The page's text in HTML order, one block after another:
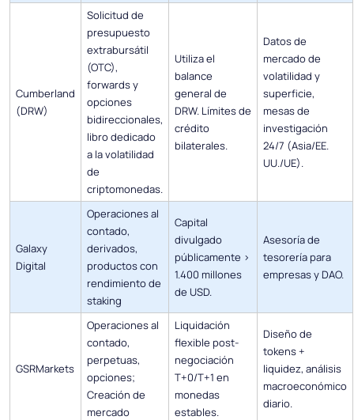
Cumberland
(DRW)
Solicitud de
presupuesto
extrabursátil
(OTC),
forwards y
opciones
bidireccionales,
libro dedicado
a la volatilidad
de
criptomonedas.
Utiliza el
balance
general de
DRW. Límites de
crédito
bilaterales.
Datos de
mercado de
volatilidad y
superficie,
mesas de
investigación
24/7 (Asia/EE.
UU./UE).
Galaxy
Digital
Operaciones al
contado,
derivados,
productos con
rendimiento de
staking
Capital
divulgado
públicamente >
1.400 millones
de USD.
Asesoría de
tesorería para
empresas y DAO.
GSRMarkets
Operaciones al
contado,
perpetuas,
opciones;
Creación de
mercado
Liquidación
flexible post-
negociación
T+0/T+1 en
monedas
estables.
Diseño de
tokens +
liquidez, análisis
macroeconómico
diario.